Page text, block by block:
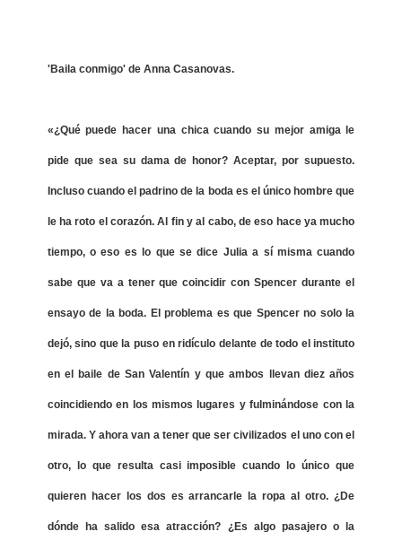
'Baila conmigo' de Anna Casanovas.
«¿Qué puede hacer una chica cuando su mejor amiga le
pide que sea su dama de honor? Aceptar, por supuesto.
Incluso cuando el padrino de la boda es el único hombre que
le ha roto el corazón. Al fin y al cabo, de eso hace ya mucho
tiempo, o eso es lo que se dice Julia a sí misma cuando
sabe que va a tener que coincidir con Spencer durante el
ensayo de la boda. El problema es que Spencer no solo la
dejó, sino que la puso en ridículo delante de todo el instituto
en el baile de San Valentín y que ambos llevan diez años
coincidiendo en los mismos lugares y fulminándose con la
mirada. Y ahora van a tener que ser civilizados el uno con el
otro, lo que resulta casi imposible cuando lo único que
quieren hacer los dos es arrancarle la ropa al otro. ¿De
dónde ha salido esa atracción? ¿Es algo pasajero o la